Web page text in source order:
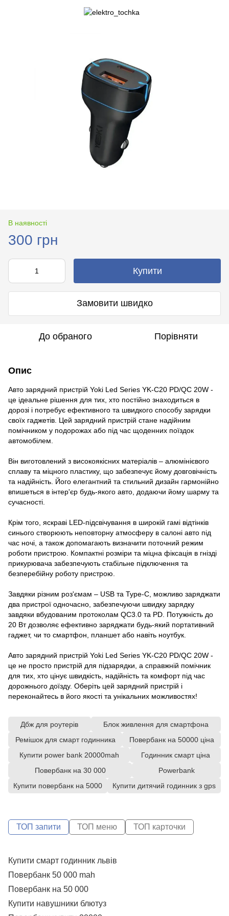
В наявності
300 грн
Купити
Замовити швидко
До обраного Порівняти
Опис
Авто зарядний пристрій Yoki Led Series YK-C20 PD/QC 20W -
це ідеальне рішення для тих, хто постійно знаходиться в
дорозі і потребує ефективного та швидкого способу зарядки
своїх гаджетів. Цей зарядний пристрій стане надійним
помічником у подорожах або під час щоденних поїздок
автомобілем.
Він виготовлений з високоякісних матеріалів – алюмінієвого
сплаву та міцного пластику, що забезпечує йому довговічність
та надійність. Його елегантний та стильний дизайн гармонійно
впишеться в інтер'єр будь-якого авто, додаючи йому шарму та
сучасності.
Крім того, яскраві LED-підсвічування в широкій гамі відтінків
синього створюють неповторну атмосферу в салоні авто під
час ночі, а також допомагають визначити поточний режим
роботи пристрою. Компактні розміри та міцна фіксація в гнізді
прикурювача забезпечують стабільне підключення та
безперебійну роботу пристрою.
Завдяки різним роз'ємам – USB та Type-C, можливо заряджати
два пристрої одночасно, забезпечуючи швидку зарядку
завдяки вбудованим протоколам QC3.0 та PD. Потужність до
20 Вт дозволяє ефективно заряджати будь-який портативний
гаджет, чи то смартфон, планшет або навіть ноутбук.
Авто зарядний пристрій Yoki Led Series YK-C20 PD/QC 20W -
це не просто пристрій для підзарядки, а справжній помічник
для тих, хто цінує швидкість, надійність та комфорт під час
дорожнього доїзду. Оберіть цей зарядний пристрій і
переконайтесь в його якості та унікальних можливостях!
Дбж для роутерів
Блок живлення для смартфона
Ремішок для смарт годинника
Повербанк на 50000 ціна
Купити power bank 20000mah
Годинник смарт ціна
Повербанк на 30 000
Powerbank
Купити повербанк на 5000
Купити дитячий годинник з gps
ТОП запити ТОП меню ТОП карточки
Купити смарт годинник львів
Повербанк 50 000 mah
Повербанк на 50 000
Купити навушники блютуз